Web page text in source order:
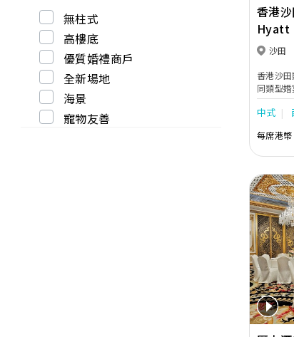
無柱式
高樓底
優質婚禮商戶
全新場地
海景
寵物友善
香港
Hyatt
Sha Tin
沙田
香港沙
同類型
同及可相
宴會，
用。新人
場面溫馨
中式
每席港幣